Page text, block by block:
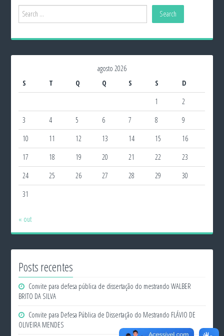
agosto 2026
S
T Q Q S S
D
1
2
3
4 5 6 7 8
9
10
11 12 13 14 15
16
17
18 19 20 21 22
23
24
25 26 27 28 29
30
31
« out
Posts recentes
Convite para defesa pública de dissertação do mestrando WALBER
BRITO DA SILVA
Convite para Defesa Pública de Dissertação do Mestrando FLÁVIO DE
OLIVEIRA MENDES